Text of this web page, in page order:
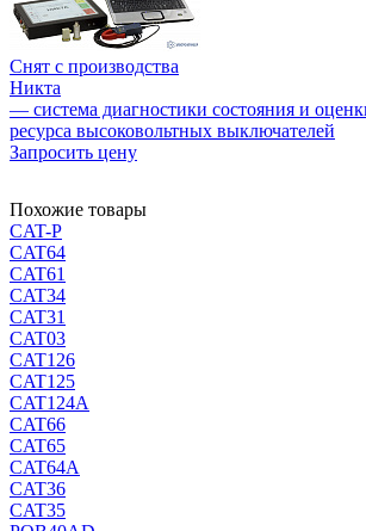
Снят с производства
Никта
— система диагностики состояния и
ресурса высоковольтных выключателей
Запросить цену
Похожие товары
CAT-P
CAT64
CAT61
CAT34
CAT31
CAT03
CAT126
CAT125
CAT124A
CAT66
CAT65
CAT64A
CAT36
CAT35